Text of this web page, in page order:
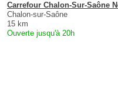
Carrefour Chalon-Sur-Saône
Chalon-sur-Saône
15 km
Ouverte jusqu'à 20h